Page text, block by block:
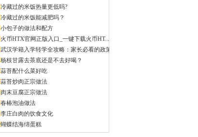
冷藏过的米饭热量更低吗?
冷藏过的米饭能减肥吗？
小包子的做法和配方
火币HTX官网正版入口_一键下载火币HT...
武汉学籍入学转学全攻略：家长必看的政策
解...
杨枝甘露去茶底还是不去好喝？
蒜苔配什么菜好吃
蒜苔炒肉正宗做法
肉末豆腐正宗做法
春椿泡油做法
李庄白肉的饮食文化
蝴蝶结海绵蛋糕